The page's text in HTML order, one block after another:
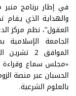
في إطار برنامج منبر
والهداية الذي
العقول”، نظم مركز
الجامعة
«مجلس سماع وقراءة
الحسبان عبر منصة
بالعلوم الشرعية.